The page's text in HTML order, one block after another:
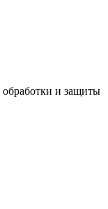
и защиты